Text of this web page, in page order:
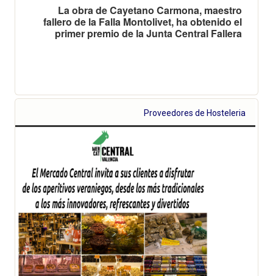
La obra de Cayetano Carmona, maestro
fallero de la Falla Montolivet, ha obtenido el
primer premio de la Junta Central Fallera
Proveedores de Hosteleria